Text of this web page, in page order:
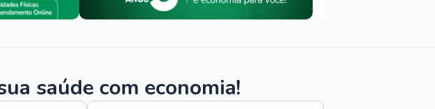
saúde com economia!